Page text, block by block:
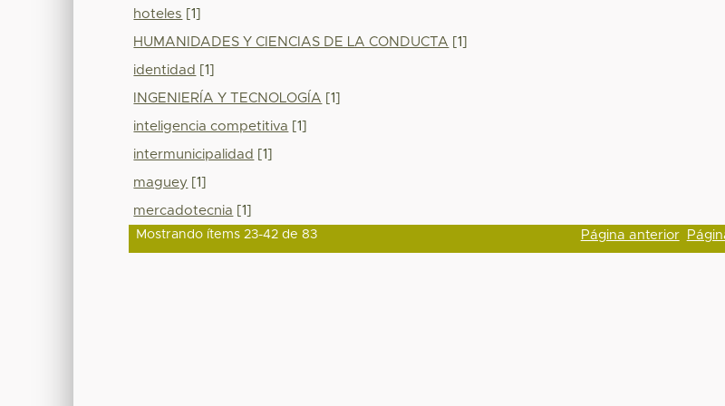
hoteles [1]
HUMANIDADES Y CIENCIAS DE LA CONDUCTA [1]
identidad [1]
INGENIERÍA Y TECNOLOGÍA [1]
inteligencia competitiva [1]
intermunicipalidad [1]
maguey [1]
mercadotecnia [1]
Mostrando ítems 23-42 de 83 Página anterior